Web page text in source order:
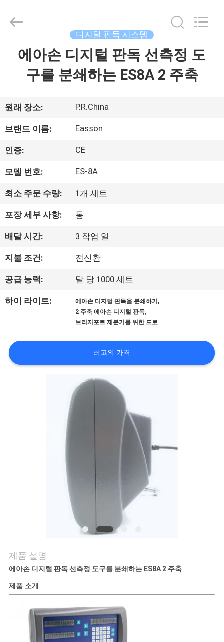
품
우
리
것
공
장
학
락
뉴
Measurement
Technology
디지털 판독 시스템
에아손 디지털 판독 선측정 도
구를 분쇄하는 ES8A 2 주축
원래 장소: P.R.China
브랜드 이름: Easson
인증: CE
모델 번호: ES-8A
최소 주문 수량: 1개 세트
포장 세부 사항: 통
배달 시간: 3 작업 일
지불 조건: 전신환
공급 능력: 달 당 1000 세트
하이 라이트: 에아손 디지털 판독을 분쇄하기 ,
2 주축 에아손 디지털 판독,
브리지포트 제분기를 위한 드로
최고의 가격
제품 설명
에아손 디지털 판독 선측정 도구를 분쇄하는 ES8A 2 주축
제품 소개